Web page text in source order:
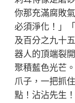
你那充滿腐敗
必須淨化！」
及百分之九十
器人的頂端裂
聚積藍色光芒
爪子，一把抓
點！沾沾先生